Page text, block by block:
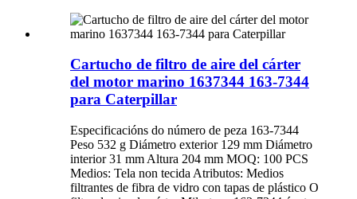
Cartucho de filtro de aire del cárter
del motor marino 1637344 163-7344
para Caterpillar
Especificacións do número de peza 163-7344
Peso 532 g Diámetro exterior 129 mm Diámetro
interior 31 mm Altura 204 mm MOQ: 100 PCS
Medios: Tela non tecida Atributos: Medios
filtrantes de fibra de vidro con tapas de plástico O